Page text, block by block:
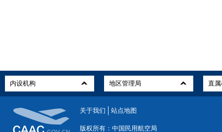
关于我们 站点地图
版权所有：中国民用航空局